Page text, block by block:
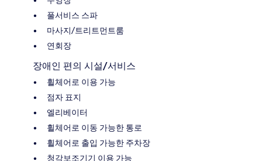
풀서비스 스파
마사지/트리트먼트룸
연회장
장애인 편의 시설/서비스
휠체어로 이용 가능
점자 표지
엘리베이터
휠체어로 이동 가능한 통로
휠체어로 출입 가능한 주차장
청각보조기기 이용 가능